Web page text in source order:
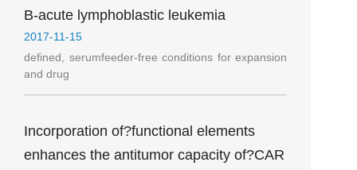
B-acute lymphoblastic leukemia
2017-11-15
defined, serumfeeder-free conditions for expansion
and drug
Incorporation of?functional elements
enhances the antitumor capacity of?CAR